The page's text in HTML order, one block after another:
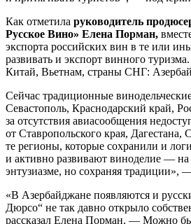
Как отметила руководитель
Русское Вино» Елена Порман,
экспорта российских вин в те или
развивать и экспорт винного
Китай, Вьетнам, страны СНГ:
Сейчас традиционные
Севастополь, Краснодарский край,
за отсутствия авиасообщения
от Ставропольского края,
те регионы, которые сохранили и
и активно развивают виноделие —
энтузиазме, но сохраняя традиции»,
«В Азербайджане появляются и
Дюрсо“ не так давно открыло
рассказал Елена Порман. — Можно